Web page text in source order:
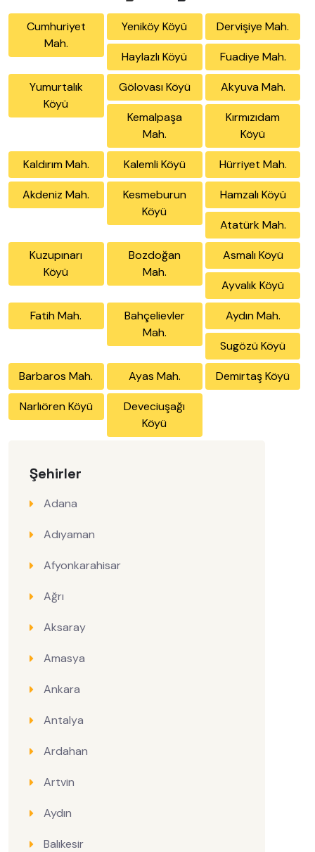
Şehirler
Adana
Adıyaman
Afyonkarahisar
Ağrı
Aksaray
Amasya
Ankara
Antalya
Ardahan
Artvin
Aydın
Balıkesir
Cumhuriyet
Mah.
Yeniköy Köyü Dervişiye Mah.
Haylazlı Köyü Fuadiye Mah.
Yumurtalık
Köyü
Gölovası Köyü Akyuva Mah.
Kemalpaşa
Mah.
Kırmızıdam
Köyü
Kaldırım Mah. Kalemli Köyü Hürriyet Mah.
Akdeniz Mah.
Kesmeburun
Köyü
Hamzalı Köyü
Atatürk Mah.
Kuzupınarı
Köyü
Bozdoğan
Mah.
Asmalı Köyü
Ayvalık Köyü
Fatih Mah.
Bahçelievler
Mah.
Aydın Mah.
Sugözü Köyü
Barbaros Mah. Ayas Mah. Demirtaş Köyü
Narlıören Köyü
Deveciuşağı
Köyü